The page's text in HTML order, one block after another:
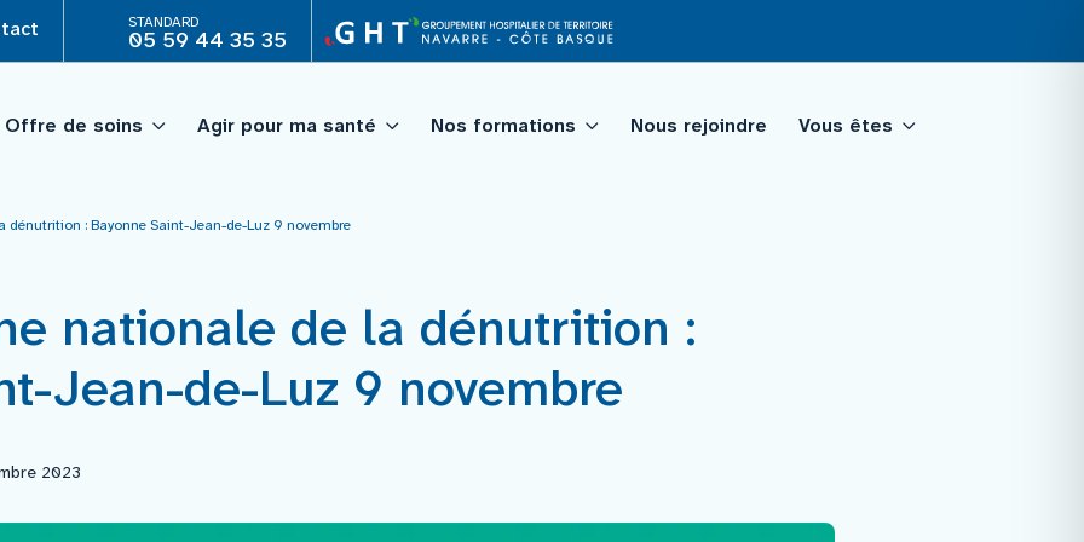
STANDARD
05 59 44 35 35
Projet d’établissement
Offre de soins
Personnes âgées
Agir pour ma santé Nos formations Nous rejoindre Vous êtes
Professionnels
Télémédecine
Organisation médicale
Annuaire
Pilot’âge
dénutrition : Bayonne Saint-Jean-de-Luz 9 novembre
nationale de la dénutrition :
Jean-de-Luz 9 novembre
2023